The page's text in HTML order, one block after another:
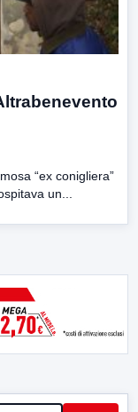
“ex conigliera”
un...